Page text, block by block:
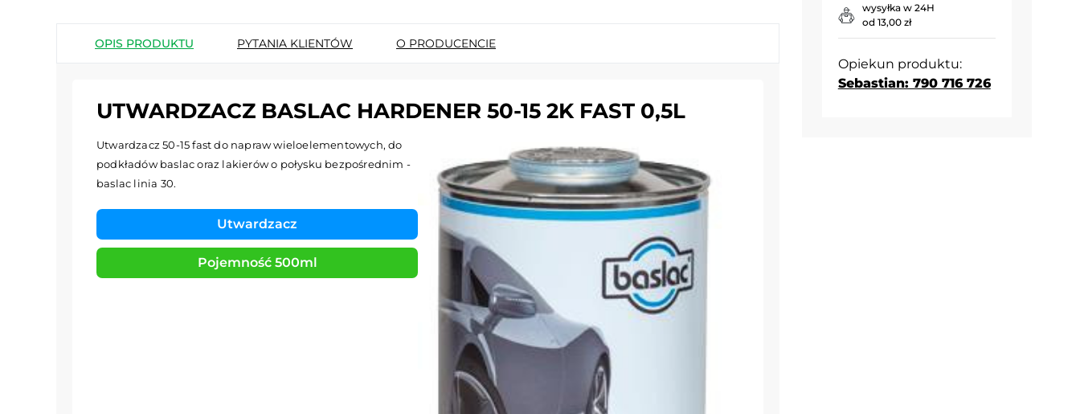
wysyłka w 24H
od 13,00 zł
Opiekun produktu:
Sebastian: 790 716 726
OPIS PRODUKTU PYTANIA KLIENTÓW O PRODUCENCIE
UTWARDZACZ BASLAC HARDENER 50-15 2K FAST 0,5L
Utwardzacz 50-15 fast do napraw wieloelementowych, do
podkładów baslac oraz lakierów o połysku bezpośrednim -
baslac linia 30.
Utwardzacz
Pojemność 500ml